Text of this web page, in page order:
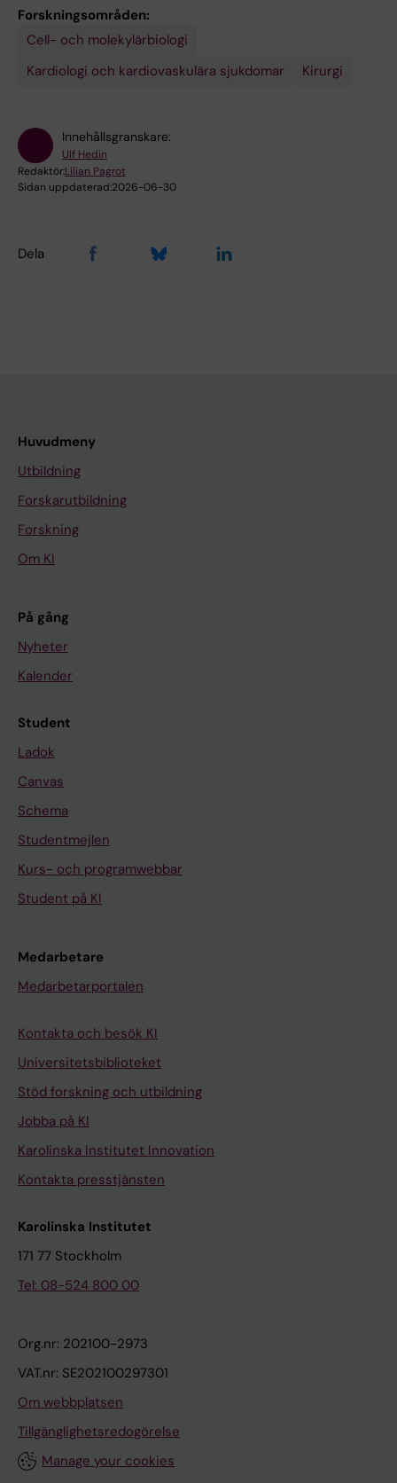
Forskningsområden:
Cell- och molekylärbiologi
Kardiologi och kardiovaskulära sjukdomar
Kirurgi
Innehållsgranskare:
Ulf Hedin
Redaktör:Lilian Pagrot
Sidan uppdaterad:2026-06-30
Dela
Huvudmeny
Utbildning
Forskarutbildning
Forskning
Om KI
På gång
Nyheter
Kalender
Student
Ladok
Canvas
Schema
Studentmejlen
Kurs- och programwebbar
Student på KI
Medarbetare
Medarbetarportalen
Kontakta och besök KI
Universitetsbiblioteket
Stöd forskning och utbildning
Jobba på KI
Karolinska Institutet Innovation
Kontakta presstjänsten
Karolinska Institutet
171 77 Stockholm
Tel: 08-524 800 00
Org.nr: 202100-2973
VAT.nr: SE202100297301
Om webbplatsen
Tillgänglighetsredogörelse
Manage your cookies